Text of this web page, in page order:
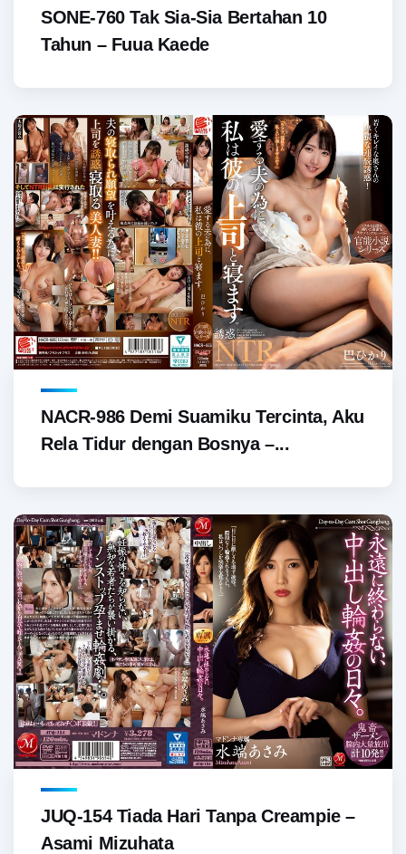
SONE-760 Tak Sia-Sia Bertahan 10
Tahun – Fuua Kaede
NACR-986 Demi Suamiku Tercinta, Aku
Rela Tidur dengan Bosnya –...
JUQ-154 Tiada Hari Tanpa Creampie –
Asami Mizuhata